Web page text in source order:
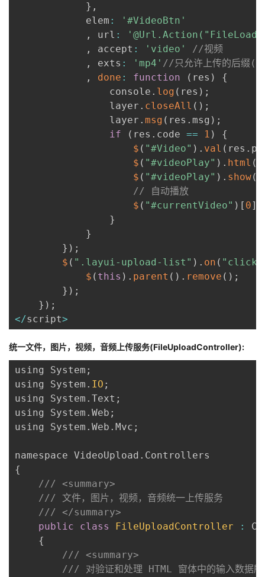
} ,
            elem
:
'#VideoBtn'
,
url :
,
accept : 'video'
//视频
,
exts : 'mp4' //只允许上传的后缀
,
done : function ( res )
{
                console
. log ( res ) ;
                layer
. closeAll ( ) ;
                layer
. msg ( res . msg ) ;
if
( res . code == 1 )
{
$ ( "#Video" ) . val ( res .
$ ( "#videoPlay" ) . html (
$ ( "#videoPlay" ) . show(
// 自动播放
$ ( "#currentVideo" ) [ 0]
}
}
} ) ;
$ ( ".layui-upload-list" ) . on ( "click"
$ ( this ) . parent ( ) . remove ( ) ;
} ) ;
} ) ;
</script>
统一文件，图片，视频，音频上传服务(FileUploadController):
using System ;
using System . IO ;
using System . Text ;
using System . Web ;
using System . Web . Mvc ;
namespace VideoUpload .
{
/// <summary>
/// 文件，图片，视频，音频统一上传服务
/// </summary>
public
class FileUploadController :
{
/// <summary>
/// 对验证和处理 HTML 窗体中的输入数据所